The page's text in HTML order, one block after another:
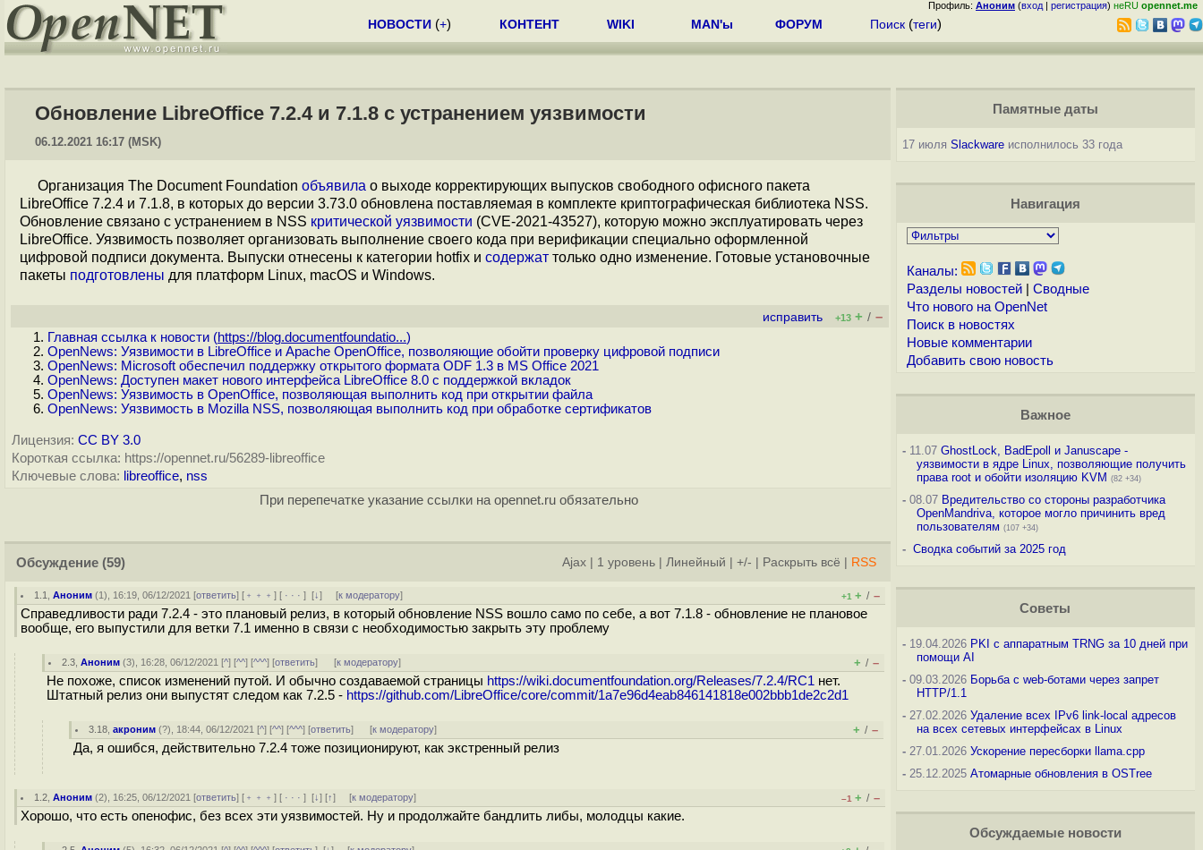
Профиль: Аноним (вход | регистрация) неRU opennet.me
НОВОСТИ (+) КОНТЕНТ WIKI MAN'ы ФОРУМ Поиск (теги)
Обновление LibreOffice 7.2.4 и 7.1.8 с устранением уязвимости
06.12.2021 16:17 (MSK)
Организация The Document Foundation объявила о выходе корректирующих выпусков свободного офисного пакета
LibreOffice 7.2.4 и 7.1.8, в которых до версии 3.73.0 обновлена поставляемая в комплекте криптографическая библиотека NSS.
Обновление связано с устранением в NSS критической уязвимости (CVE-2021-43527), которую можно эксплуатировать через
LibreOffice. Уязвимость позволяет организовать выполнение своего кода при верификации специально оформленной
цифровой подписи документа. Выпуски отнесены к категории hotfix и содержат только одно изменение. Готовые установочные
пакеты подготовлены для платформ Linux, macOS и Windows.
исправить +13 + / –
Главная ссылка к новости (https://blog.documentfoundatio...)
OpenNews: Уязвимости в LibreOffice и Apache OpenOffice, позволяющие обойти проверку цифровой подписи
OpenNews: Microsoft обеспечил поддержку открытого формата ODF 1.3 в MS Office 2021
OpenNews: Доступен макет нового интерфейса LibreOffice 8.0 с поддержкой вкладок
OpenNews: Уязвимость в OpenOffice, позволяющая выполнить код при открытии файла
OpenNews: Уязвимость в Mozilla NSS, позволяющая выполнить код при обработке сертификатов
Лицензия: CC BY 3.0
Короткая ссылка: https://opennet.ru/56289-libreoffice
Ключевые слова: libreoffice, nss
При перепечатке указание ссылки на opennet.ru обязательно
Обсуждение (59) Ajax 1 уровень Линейный +/- Раскрыть всё RSS
1.1 ,Аноним (1), 16:19, 06/12/2021 [ответить] [ ﹢﹢﹢] [ · · ·][↓] [к модератору] +1 + / –
Справедливости ради 7.2.4 - это плановый релиз, в который обновление NSS вошло само по себе, а вот 7.1.8 - обновление не плановое
вообще, его выпустили для ветки 7.1 именно в связи с необходимостью закрыть эту проблему
2.3 ,Аноним (3), 16:28, 06/12/2021 [^] [^^] [^^^] [ответить] [к модератору] + / –
Не похоже, список изменений путой. И обычно создаваемой страницы https://wiki.documentfoundation.org/Releases/7.2.4/RC1 нет.
Штатный релиз они выпустят следом как 7.2.5 - https://github.com/LibreOffice/core/commit/1a7e96d4eab846141818e002bbb1de2c2d1
3.18 ,акроним (?), 18:44, 06/12/2021 [^] [^^] [^^^] [ответить] [к модератору] + / –
Да, я ошибся, действительно 7.2.4 тоже позиционируют, как экстренный релиз
1.2 ,Аноним (2), 16:25, 06/12/2021 [ответить] [ ﹢﹢﹢] [ · · ·][↓] [↑] [к модератору] –1 + / –
Хорошо, что есть опенофис, без всех эти уязвимостей. Ну и продолжайте бандлить либы, молодцы какие.
Памятные даты
17 июля Slackwareисполнилось 33 года
Навигация
Каналы:
Разделы новостей| Сводные
Что нового на OpenNet
Поиск в новостях
Новые комментарии
Добавить свою новость
Важное
-11.07 GhostLock, BadEpoll и Januscape -
уязвимости в ядре Linux, позволяющие получить
права root и обойти изоляцию KVM (82 +34)
-08.07 Вредительство со стороны разработчика
OpenMandriva, которое могло причинить вред
пользователям (107 +34)
- Сводка событий за 2025 год
Советы
-19.04.2026 PKI с аппаратным TRNG за 10 дней при
помощи AI
-09.03.2026 Борьба с web-ботами через запрет
HTTP/1.1
-27.02.2026 Удаление всех IPv6 link-local адресов
на всех сетевых интерфейсах в Linux
-27.01.2026 Ускорение пересборки llama.cpp
-25.12.2025 Атомарные обновления в OSTree
Обсуждаемые новости